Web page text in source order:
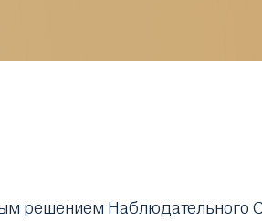
решением Наблюдательного